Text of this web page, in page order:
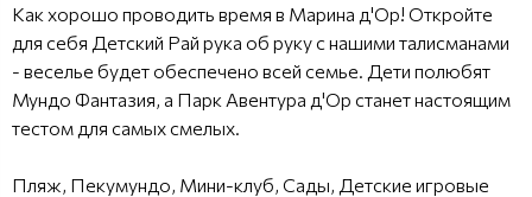
Как хорошо проводить время в Марина д'Ор! Откройте
для себя Детский Рай рука об руку с нашими талисманами
- веселье будет обеспечено всей семье. Дети полюбят
Мундо Фантазия, а Парк Авентура д'Ор станет настоящим
тестом для самых смелых.
Пляж, Пекумундо, Мини-клуб, Сады, Детские игровые